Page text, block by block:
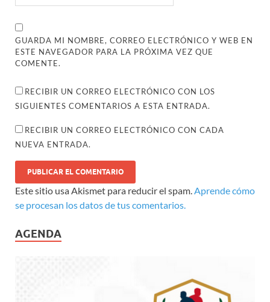
GUARDA MI NOMBRE, CORREO ELECTRÓNICO Y WEB EN
ESTE NAVEGADOR PARA LA PRÓXIMA VEZ QUE
COMENTE.
RECIBIR UN CORREO ELECTRÓNICO CON LOS
SIGUIENTES COMENTARIOS A ESTA ENTRADA.
RECIBIR UN CORREO ELECTRÓNICO CON CADA
NUEVA ENTRADA.
Este sitio usa Akismet para reducir el spam. Aprende cómo
se procesan los datos de tus comentarios.
AGENDA